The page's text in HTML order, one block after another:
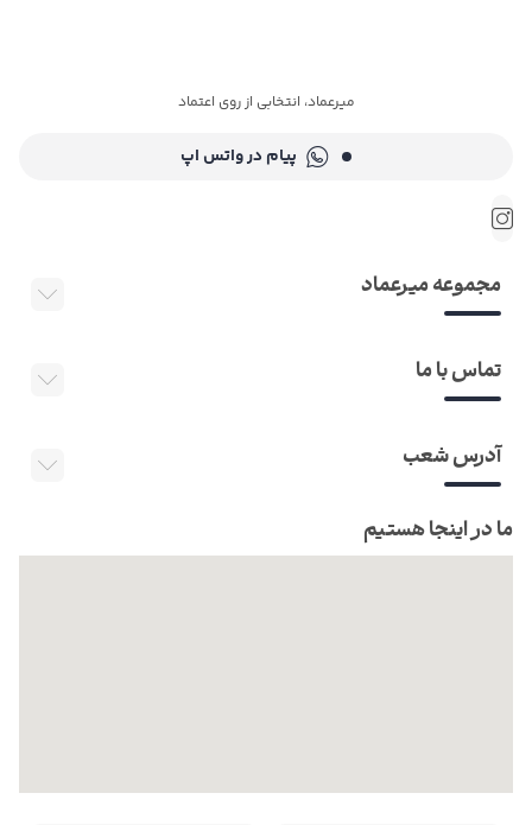
میرعماد، انتخابی از روی اعتماد
پیام در واتس اپ
مجموعه میرعماد
تماس با ما
آدرس شعب
ما در اینجا هستیم